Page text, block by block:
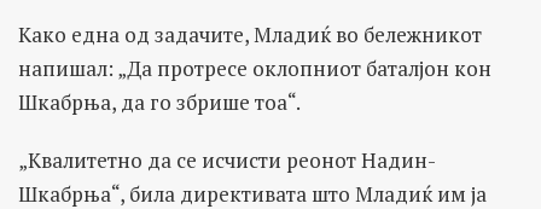
Како една од задачите, Младиќ во бележникот
напишал: „Да протресе оклопниот баталјон кон
Шкабрња, да го збрише тоа“.
„Квалитетно да се исчисти реонот Надин-
Шкабрња“, била директивата што Младиќ им ја